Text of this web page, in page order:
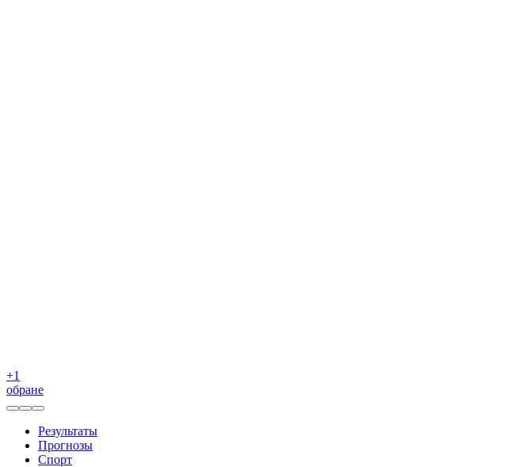
+1
обране
Результаты
Прогнозы
Спорт